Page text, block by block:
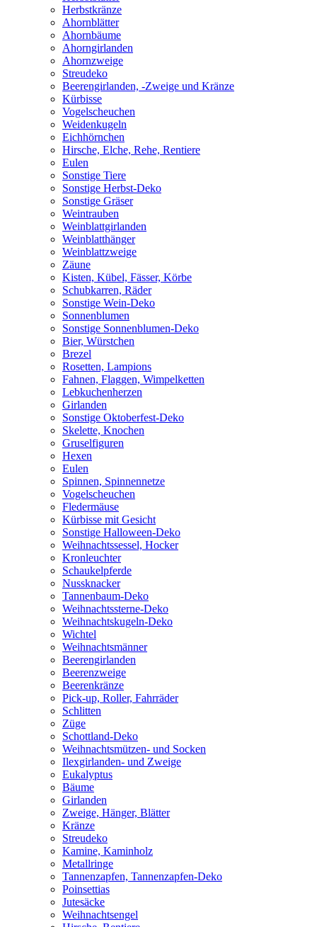
Herbstkränze
Ahornblätter
Ahornbäume
Ahorngirlanden
Ahornzweige
Streudeko
Beerengirlanden, -Zweige und Kränze
Kürbisse
Vogelscheuchen
Weidenkugeln
Eichhörnchen
Hirsche, Elche, Rehe, Rentiere
Eulen
Sonstige Tiere
Sonstige Herbst-Deko
Sonstige Gräser
Weintrauben
Weinblattgirlanden
Weinblatthänger
Weinblattzweige
Zäune
Kisten, Kübel, Fässer, Körbe
Schubkarren, Räder
Sonstige Wein-Deko
Sonnenblumen
Sonstige Sonnenblumen-Deko
Bier, Würstchen
Brezel
Rosetten, Lampions
Fahnen, Flaggen, Wimpelketten
Lebkuchenherzen
Girlanden
Sonstige Oktoberfest-Deko
Skelette, Knochen
Gruselfiguren
Hexen
Eulen
Spinnen, Spinnennetze
Vogelscheuchen
Fledermäuse
Kürbisse mit Gesicht
Sonstige Halloween-Deko
Weihnachtssessel, Hocker
Kronleuchter
Schaukelpferde
Nussknacker
Tannenbaum-Deko
Weihnachtssterne-Deko
Weihnachtskugeln-Deko
Wichtel
Weihnachtsmänner
Beerengirlanden
Beerenzweige
Beerenkränze
Pick-up, Roller, Fahrräder
Schlitten
Züge
Schottland-Deko
Weihnachtsmützen- und Socken
Ilexgirlanden- und Zweige
Eukalyptus
Bäume
Girlanden
Zweige, Hänger, Blätter
Kränze
Streudeko
Kamine, Kaminholz
Metallringe
Tannenzapfen, Tannenzapfen-Deko
Poinsettias
Jutesäcke
Weihnachtsengel